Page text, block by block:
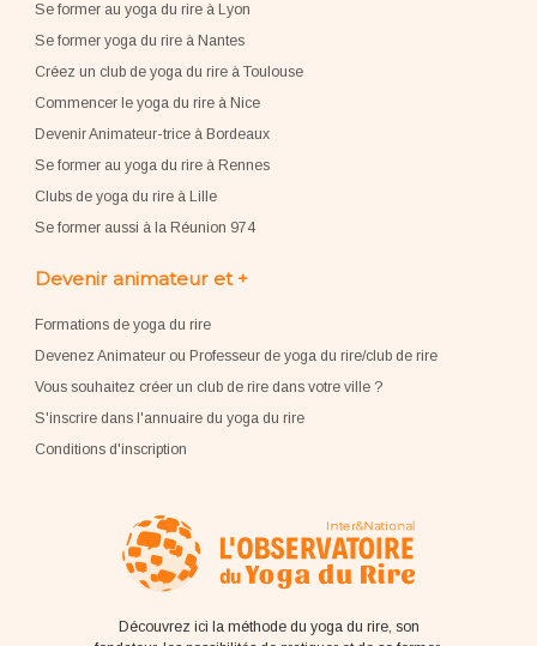
Se former au yoga du rire à Lyon
Se former yoga du rire à Nantes
Créez un club de yoga du rire à Toulouse
Commencer le yoga du rire à Nice
Devenir Animateur-trice à Bordeaux
Se former au yoga du rire à Rennes
Clubs de yoga du rire à Lille
Se former aussi à la Réunion 974
Devenir animateur et +
Formations de yoga du rire
Devenez Animateur ou Professeur de yoga du rire/club de rire
Vous souhaitez créer un club de rire dans votre ville ?
S'inscrire dans l'annuaire du yoga du rire
Conditions d'inscription
Découvrez ici la méthode du yoga du rire, son